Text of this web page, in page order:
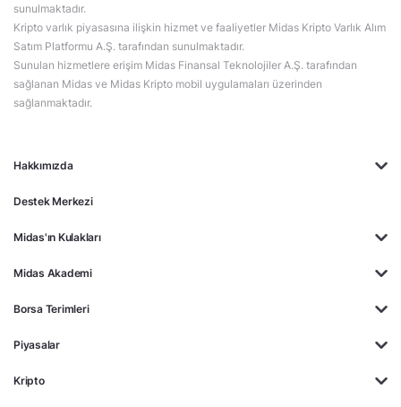
Hakkımızda
Destek Merkezi
Midas'ın Kulakları
Midas Akademi
Borsa Terimleri
Piyasalar
Kripto
sunulmaktadır.
Kripto varlık piyasasına ilişkin hizmet ve faaliyetler Midas Kripto Varlık Alım
Satım Platformu A.Ş. tarafından sunulmaktadır.
Sunulan hizmetlere erişim Midas Finansal Teknolojiler A.Ş. tarafından
sağlanan Midas ve Midas Kripto mobil uygulamaları üzerinden
sağlanmaktadır.